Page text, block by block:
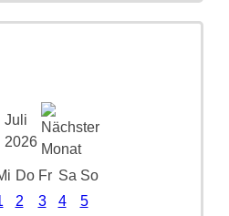
Juli
2026
Do Fr Sa So
2 3 4
5